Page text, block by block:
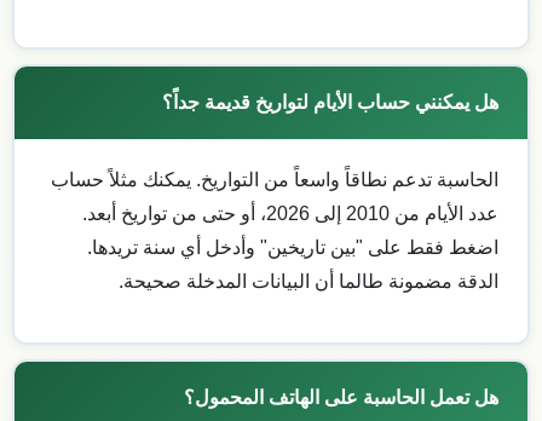
هل يمكنني حساب الأيام لتواريخ قديمة جداً؟
الحاسبة تدعم نطاقاً واسعاً من التواريخ. يمكنك مثلاً حساب
عدد الأيام من 2010 إلى 2026، أو حتى من تواريخ أبعد.
اضغط فقط على "بين تاريخين" وأدخل أي سنة تريدها.
الدقة مضمونة طالما أن البيانات المدخلة صحيحة.
هل تعمل الحاسبة على الهاتف المحمول؟